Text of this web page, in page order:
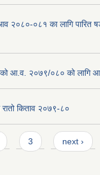
२०८०-०८१ का लागि पारित
आ.व. २०७९/०८० को लागि
रातो किताव २०७९-८०
3 next ›